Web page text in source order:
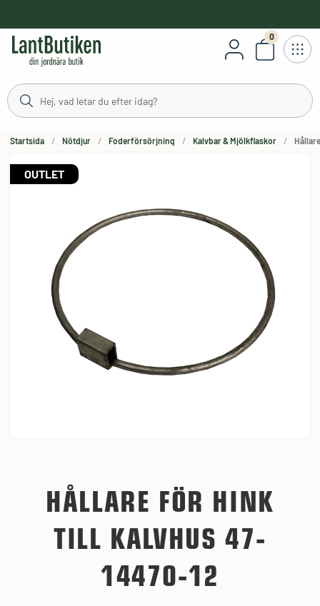
0
Antal
Startsida Nötdjur Foderförsörjning Kalvbar & Mjölkflaskor
OUTLET
HÅLLARE FÖR HINK
TILL KALVHUS 47-
14470-12